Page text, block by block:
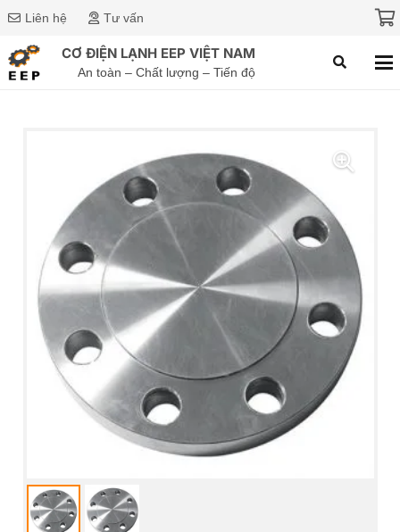
Liên hệ Tư vấn
CƠ ĐIỆN LẠNH EEP VIỆT NAM
An toàn – Chất lượng – Tiến độ